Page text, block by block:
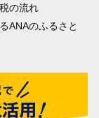
の流れ
ANAのふるさと